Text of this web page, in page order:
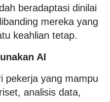
beradaptasi dinilai
mereka yang
keahlian tetap.
AI
pekerja yang mampu
analisis data,